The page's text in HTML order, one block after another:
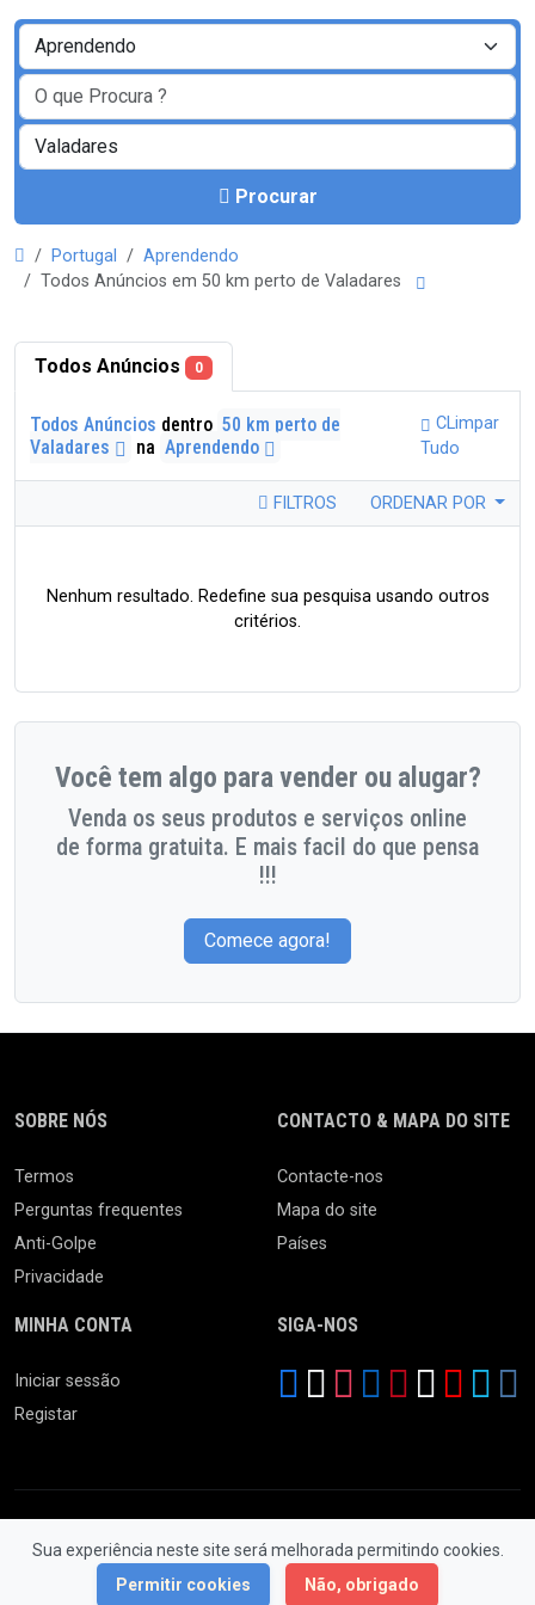
Procurar
Portugal
Aprendendo
Todos Anúncios em 50 km perto de Valadares
Todos Anúncios 0
Todos Anúncios dentro 50 km perto de
Valadares
na Aprendendo
CLimpar
Tudo
FILTROS ORDENAR POR
Nenhum resultado. Redefine sua pesquisa usando outros
critérios.
Você tem algo para vender ou alugar?
Venda os seus produtos e serviços online
de forma gratuita. E mais facil do que pensa
!!!
Comece agora!
Sua experiência neste site será melhorada permitindo cookies.
Permitir cookies
Não, obrigado
SOBRE NÓS
Termos
Perguntas frequentes
Anti-Golpe
Privacidade
CONTACTO & MAPA DO SITE
Contacte-nos
Mapa do site
Países
MINHA CONTA
Iniciar sessão
Registar
SIGA-NOS
© 2026 Feira da Ladra. Todos os Direitos Reservados.